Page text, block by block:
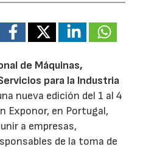
de Máquinas,
para la Industria
nueva edición del 1 al 4
Exponor, en Portugal,
a empresas,
de la toma de